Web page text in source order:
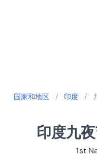
国家和地区 / 印度 /
印度九
1st